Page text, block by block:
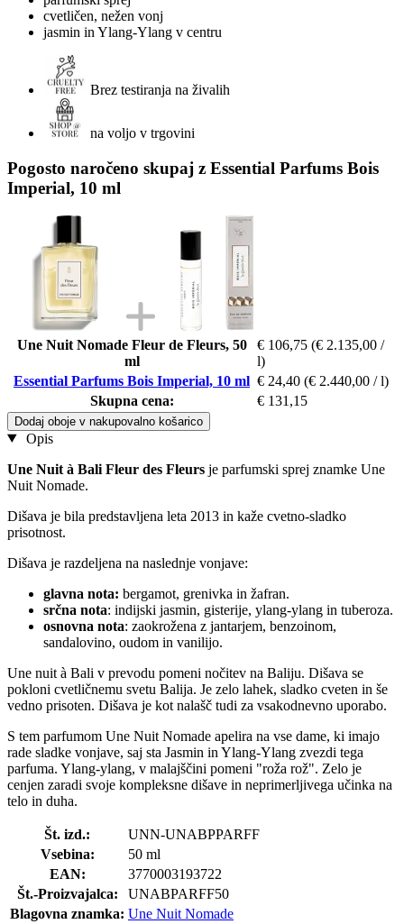
cvetličen, nežen vonj
jasmin in Ylang-Ylang v centru
Brez testiranja na živalih
na voljo v trgovini
Pogosto naročeno skupaj z Essential Parfums Bois
Imperial, 10 ml
Une Nuit Nomade Fleur de Fleurs, 50
ml
€ 106,75 (€ 2.135,00 /
l)
Essential Parfums Bois Imperial, 10 ml € 24,40 (€ 2.440,00 / l)
Skupna cena:
€ 131,15
Dodaj oboje v nakupovalno košarico
Opis
Une Nuit à Bali Fleur des Fleurs je parfumski sprej znamke Une
Nuit Nomade.
Dišava je bila predstavljena leta 2013 in kaže cvetno-sladko
prisotnost.
Dišava je razdeljena na naslednje vonjave:
glavna nota: bergamot, grenivka in žafran.
srčna nota: indijski jasmin, gisterije, ylang-ylang in tuberoza.
osnovna nota: zaokrožena z jantarjem, benzoinom,
sandalovino, oudom in vanilijo.
Une nuit à Bali v prevodu pomeni nočitev na Baliju. Dišava se
pokloni cvetličnemu svetu Balija. Je zelo lahek, sladko cveten in še
vedno prisoten. Dišava je kot nalašč tudi za vsakodnevno uporabo.
S tem parfumom Une Nuit Nomade apelira na vse dame, ki imajo
rade sladke vonjave, saj sta Jasmin in Ylang-Ylang zvezdi tega
parfuma. Ylang-ylang, v malajščini pomeni "roža rož". Zelo je
cenjen zaradi svoje kompleksne dišave in neprimerljivega učinka na
telo in duha.
Št. izd.:
UNN-UNABPPARFF
Vsebina:
50 ml
EAN:
3770003193722
Št.-Proizvajalca:
UNABPARFF50
Blagovna znamka: Une Nuit Nomade